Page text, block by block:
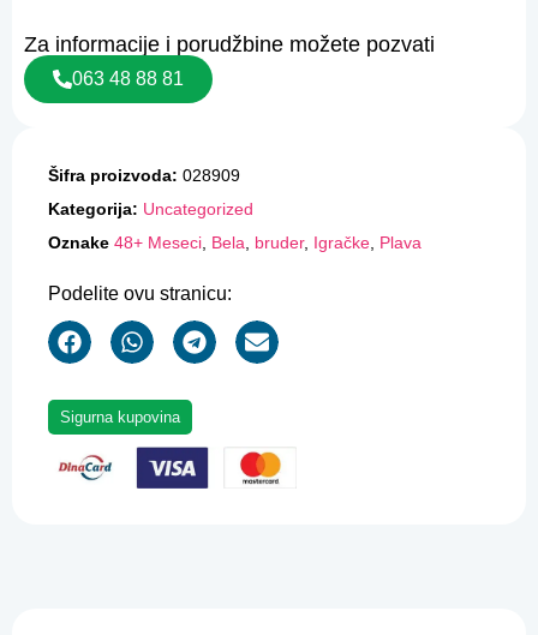
Šifra proizvoda: 028909
Kategorija: Uncategorized
Oznake 48+ Meseci Bela bruder, Igračke Plava
Podelite ovu stranicu:
Sigurna kupovina
Za informacije i porudžbine možete pozvati
063 48 88 81